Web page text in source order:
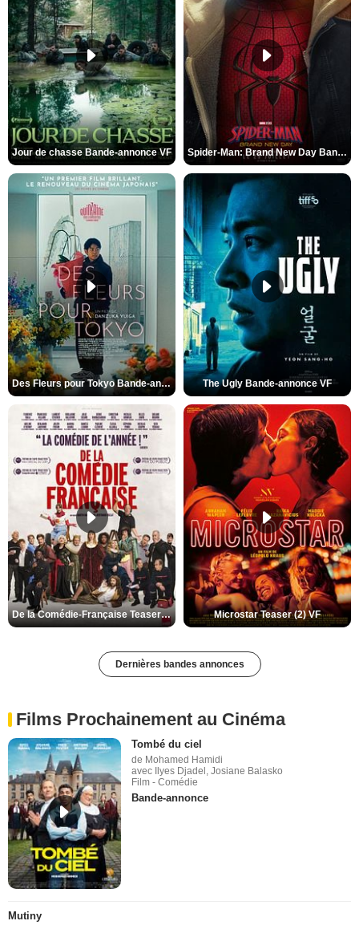
Jour de chasse Bande-annonce VF Spider-Man: Brand New Day Bande-annonce (3) VO STFR
Des Fleurs pour Tokyo Bande-annonce VO STFR The Ugly Bande-annonce VF
De la Comédie-Française Teaser (3) VF Microstar Teaser (2) VF
Dernières bandes annonces
Films Prochainement au Cinéma
Tombé du ciel
de Mohamed Hamidi
avec Ilyes Djadel, Josiane Balasko
Film - Comédie
Bande-annonce
Mutiny